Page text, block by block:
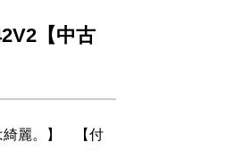
【中古
綺麗。】 【付